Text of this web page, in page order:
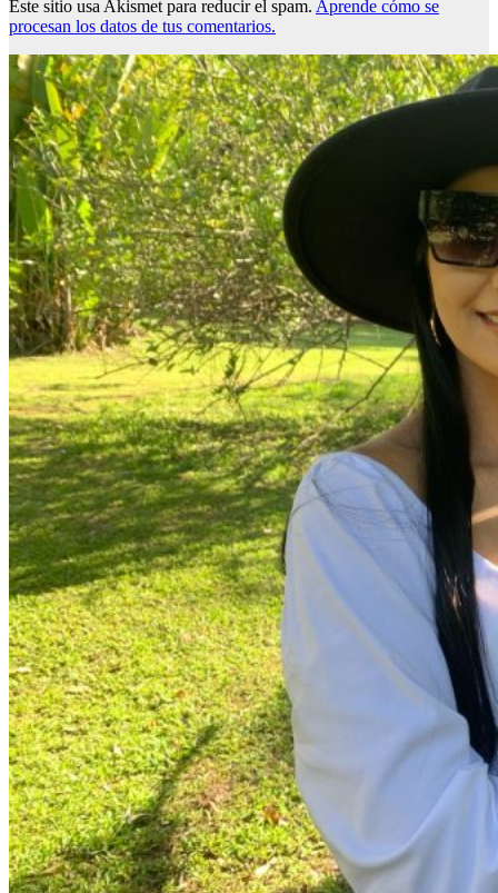
Este sitio usa Akismet para reducir el spam. Aprende cómo se
procesan los datos de tus comentarios.